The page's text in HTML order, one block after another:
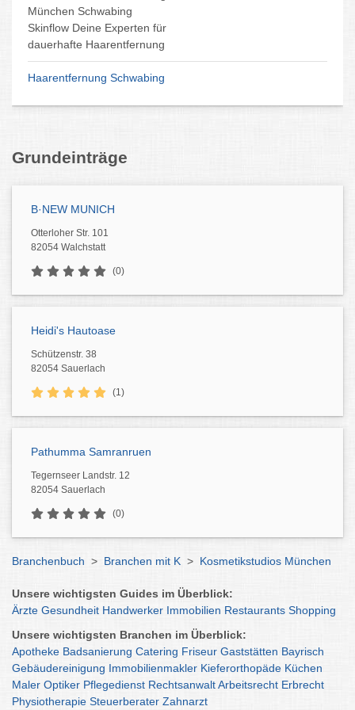
seit 2001 spezialisiert auf
Anti-Aging & Kosmetik
in Nymphenburg-Neuhausen
Anti-Aging & Kosmetik München
Grundeinträge
B·NEW MUNICH
Otterloher Str. 101
82054 Walchstatt
(0)
Heidi's Hautoase
Schützenstr. 38
82054 Sauerlach
(1)
Pathumma Samranruen
Tegernseer Landstr. 12
82054 Sauerlach
(0)
Branchenbuch > Branchen mit K > Kosmetikstudios München
Unsere wichtigsten Guides im Überblick:
Ärzte Gesundheit Handwerker Immobilien Restaurants Shopping
Unsere wichtigsten Branchen im Überblick:
Apotheke Badsanierung Catering Friseur Gaststätten Bayrisch
Gebäudereinigung Immobilienmakler Kieferorthopäde Küchen
Maler Optiker Pflegedienst RechtsanwaltArbeitsrecht Erbrecht
Physiotherapie Steuerberater Zahnarzt